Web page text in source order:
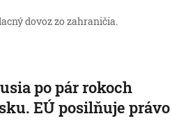
dovoz zo zahraničia.
po pár rokoch
EÚ posilňuje právo